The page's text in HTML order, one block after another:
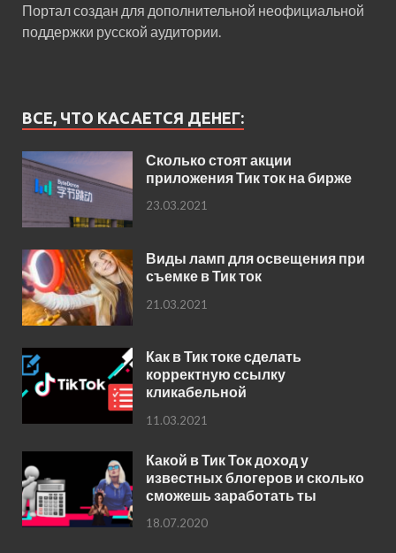
Портал создан для дополнительной неофициальной
поддержки русской аудитории.
ВСЕ, ЧТО КАСАЕТСЯ ДЕНЕГ:
Сколько стоят акции
приложения Тик ток на бирже
23.03.2021
Виды ламп для освещения при
съемке в Тик ток
21.03.2021
Как в Тик токе сделать
корректную ссылку
кликабельной
11.03.2021
Какой в Тик Ток доход у
известных блогеров и сколько
сможешь заработать ты
18.07.2020